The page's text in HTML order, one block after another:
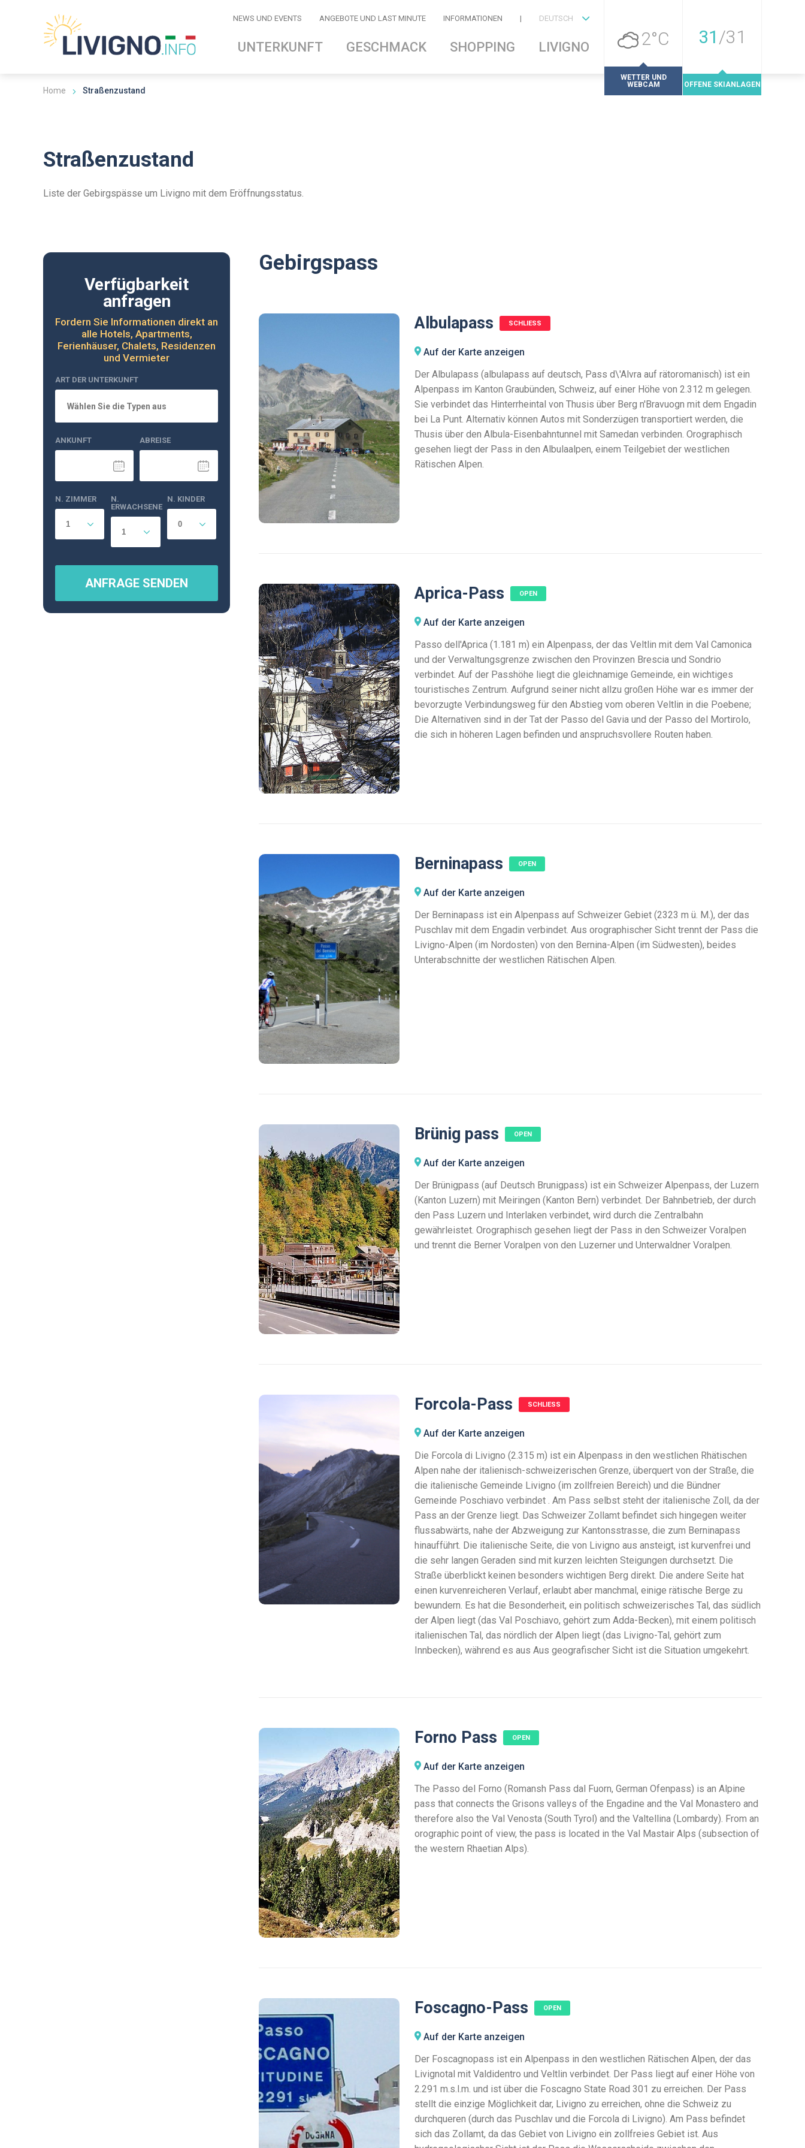
NEWS UND EVENTS ANGEBOTE UND LAST MINUTE INFORMATIONEN | DEUTSCH
UNTERKUNFT GESCHMACK SHOPPING LIVIGNO 2°C
WETTER UND
WEBCAM
31 /31
OFFENE SKIANLAGEN
Home Straßenzustand
Straßenzustand
Liste der Gebirgspässe um Livigno mit dem Eröffnungsstatus.
Verfügbarkeit
anfragen
Fordern Sie Informationen direkt an
alle Hotels, Apartments,
Ferienhäuser, Chalets, Residenzen
und Vermieter
ART DER UNTERKUNFT
Wählen Sie die Typen aus
ANKUNFT ABREISE
N. ZIMMER
N.
ERWACHSENE
N. KINDER
ANFRAGE SENDEN
Gebirgspass
Albulapass SCHLIESS
Auf der Karte anzeigen
Der Albulapass (albulapass auf deutsch, Pass d\'Alvra auf rätoromanisch) ist ein
Alpenpass im Kanton Graubünden, Schweiz, auf einer Höhe von 2.312 m gelegen.
Sie verbindet das Hinterrheintal von Thusis über Berg n'Bravuogn mit dem Engadin
bei La Punt. Alternativ können Autos mit Sonderzügen transportiert werden, die
Thusis über den Albula-Eisenbahntunnel mit Samedan verbinden. Orographisch
gesehen liegt der Pass in den Albulaalpen, einem Teilgebiet der westlichen
Rätischen Alpen.
Aprica-Pass OPEN
Auf der Karte anzeigen
Passo dell'Aprica (1.181 m) ein Alpenpass, der das Veltlin mit dem Val Camonica
und der Verwaltungsgrenze zwischen den Provinzen Brescia und Sondrio
verbindet. Auf der Passhöhe liegt die gleichnamige Gemeinde, ein wichtiges
touristisches Zentrum. Aufgrund seiner nicht allzu großen Höhe war es immer der
bevorzugte Verbindungsweg für den Abstieg vom oberen Veltlin in die Poebene;
Die Alternativen sind in der Tat der Passo del Gavia und der Passo del Mortirolo,
die sich in höheren Lagen befinden und anspruchsvollere Routen haben.
Berninapass OPEN
Auf der Karte anzeigen
Der Berninapass ist ein Alpenpass auf Schweizer Gebiet (2323 m ü. M.), der das
Puschlav mit dem Engadin verbindet. Aus orographischer Sicht trennt der Pass die
Livigno-Alpen (im Nordosten) von den Bernina-Alpen (im Südwesten), beides
Unterabschnitte der westlichen Rätischen Alpen.
Brünig pass OPEN
Auf der Karte anzeigen
Der Brünigpass (auf Deutsch Brunigpass) ist ein Schweizer Alpenpass, der Luzern
(Kanton Luzern) mit Meiringen (Kanton Bern) verbindet. Der Bahnbetrieb, der durch
den Pass Luzern und Interlaken verbindet, wird durch die Zentralbahn
gewährleistet. Orographisch gesehen liegt der Pass in den Schweizer Voralpen
und trennt die Berner Voralpen von den Luzerner und Unterwaldner Voralpen.
Forcola-Pass SCHLIESS
Auf der Karte anzeigen
Die Forcola di Livigno (2.315 m) ist ein Alpenpass in den westlichen Rhätischen
Alpen nahe der italienisch-schweizerischen Grenze, überquert von der Straße, die
die italienische Gemeinde Livigno (im zollfreien Bereich) und die Bündner
Gemeinde Poschiavo verbindet . Am Pass selbst steht der italienische Zoll, da der
Pass an der Grenze liegt. Das Schweizer Zollamt befindet sich hingegen weiter
flussabwärts, nahe der Abzweigung zur Kantonsstrasse, die zum Berninapass
hinaufführt. Die italienische Seite, die von Livigno aus ansteigt, ist kurvenfrei und
die sehr langen Geraden sind mit kurzen leichten Steigungen durchsetzt. Die
Straße überblickt keinen besonders wichtigen Berg direkt. Die andere Seite hat
einen kurvenreicheren Verlauf, erlaubt aber manchmal, einige rätische Berge zu
bewundern. Es hat die Besonderheit, ein politisch schweizerisches Tal, das südlich
der Alpen liegt (das Val Poschiavo, gehört zum Adda-Becken), mit einem politisch
italienischen Tal, das nördlich der Alpen liegt (das Livigno-Tal, gehört zum
Innbecken), während es aus Aus geografischer Sicht ist die Situation umgekehrt.
Forno Pass OPEN
Auf der Karte anzeigen
The Passo del Forno (Romansh Pass dal Fuorn, German Ofenpass) is an Alpine
pass that connects the Grisons valleys of the Engadine and the Val Monastero and
therefore also the Val Venosta (South Tyrol) and the Valtellina (Lombardy). From an
orographic point of view, the pass is located in the Val Mastair Alps (subsection of
the western Rhaetian Alps).
Foscagno-Pass OPEN
Auf der Karte anzeigen
Der Foscagnopass ist ein Alpenpass in den westlichen Rätischen Alpen, der das
Livignotal mit Valdidentro und Veltlin verbindet. Der Pass liegt auf einer Höhe von
2.291 m.s.l.m. und ist über die Foscagno State Road 301 zu erreichen. Der Pass
stellt die einzige Möglichkeit dar, Livigno zu erreichen, ohne die Schweiz zu
durchqueren (durch das Puschlav und die Forcola di Livigno). Am Pass befindet
sich das Zollamt, da das Gebiet von Livigno ein zollfreies Gebiet ist. Aus